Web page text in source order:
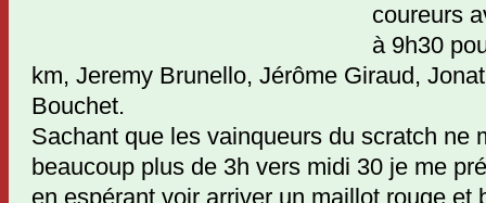
coureurs
à 9h30
km, Jeremy Brunello, Jérôme Giraud,
Bouchet.
Sachant que les vainqueurs du scratch ne
beaucoup plus de 3h vers midi 30 je me
en espérant voir arriver un maillot rouge et